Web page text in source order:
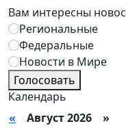
Вам интересны
Региональные
Федеральные
Новости в Мире
Голосовать
Календарь
« Август 2026 »